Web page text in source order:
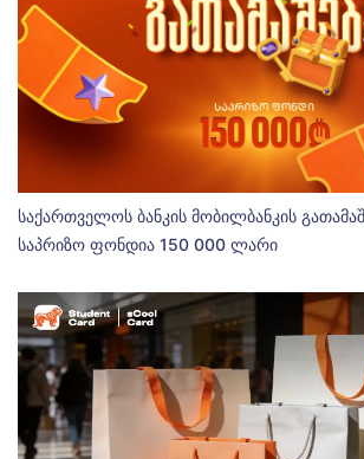
საქართველოს ბანკის მობილბანკის
საპრიზო ფონდია 150 000 ლარი